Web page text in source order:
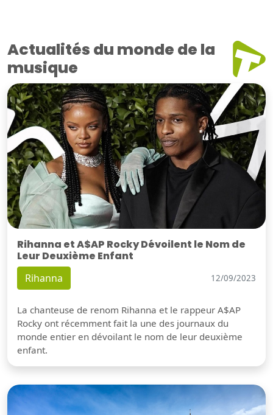
Actualités du monde de la
musique
Rihanna et A$AP Rocky Dévoilent le Nom de
Leur Deuxième Enfant
Rihanna 12/09/2023
La chanteuse de renom Rihanna et le rappeur A$AP
Rocky ont récemment fait la une des journaux du
monde entier en dévoilant le nom de leur deuxième
enfant.